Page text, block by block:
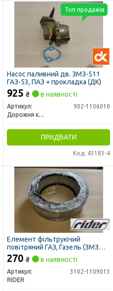
Насос паливний дв. ЗМЗ-511
ГАЗ-53, ПАЗ + прокладка (ДК)
925 ₴ в наявності
Артикул:
902-1106010
Дорожня карта
ПРИДБАТИ
Код: 43183-4
Топ продажів
Елемент фільтруючий
повітряний ГАЗ, Газель (ЗМЗ
402,406), УМЗ 4215 (RIDER)
270 ₴ в наявності
Артикул:
3102-1109013
RIDER